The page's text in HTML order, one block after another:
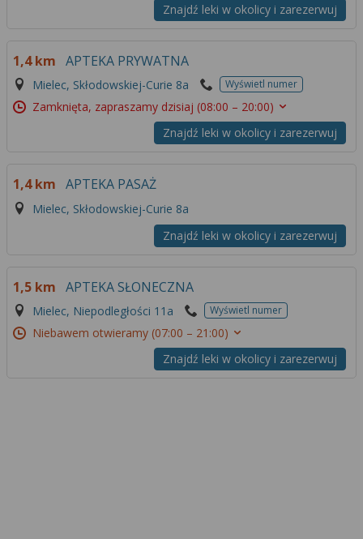
Znajdź leki w okolicy i zarezerwuj
1,4 km APTEKA PRYWATNA
Mielec, Skłodowskiej-Curie 8a Wyświetl numer
Zamknięta, zapraszamy dzisiaj (08:00 – 20:00)
Znajdź leki w okolicy i zarezerwuj
1,4 km APTEKA PASAŻ
Mielec, Skłodowskiej-Curie 8a
Znajdź leki w okolicy i zarezerwuj
1,5 km APTEKA SŁONECZNA
Mielec, Niepodległości 11a Wyświetl numer
Niebawem otwieramy (07:00 – 21:00)
Znajdź leki w okolicy i zarezerwuj